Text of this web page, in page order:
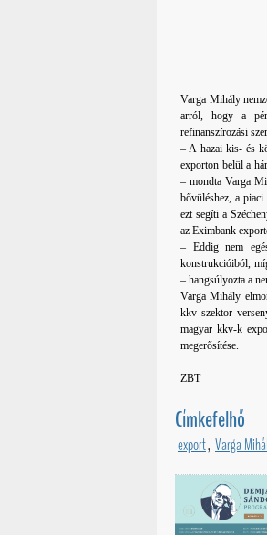
Varga Mihály
arról, hogy a
refinanszírozási
– A hazai kis- és
exporton belül a
– mondta Varga
bővüléshez, a
ezt segíti a
az Eximbank
– Eddig nem
konstrukcióiból,
– hangsúlyozta a
Varga Mihály
kkv szektor
magyar kkv-k
megerősítése.
ZBT
Címkefelhő
export, Varga